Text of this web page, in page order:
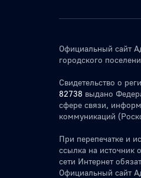
Официальный сайт
городского
Свидетельство о
82738 выдано
сфере связи,
коммуникаций
При перепечатке и
ссылка на источник
сети Интернет
Официальный сайт